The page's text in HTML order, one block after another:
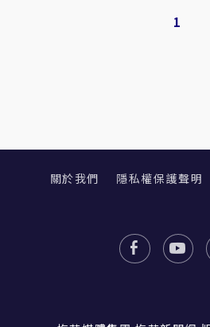
1
關於我們 隱私權保護聲明